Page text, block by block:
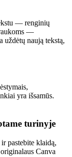
— renginių
—
uždėtų naują tekstą,
yra išsamūs.
turinyje
pastebite klaidą,
Canva